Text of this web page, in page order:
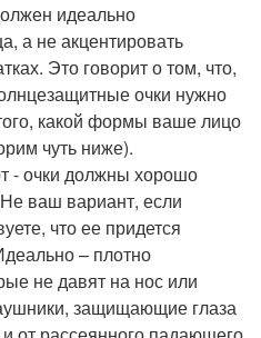
идеально
а не акцентировать
Это говорит о том, что,
очки нужно
какой формы ваше лицо
чуть ниже).
- очки должны хорошо
ваш вариант, если
что ее придется
– плотно
не давят на нос или
защищающие глаза